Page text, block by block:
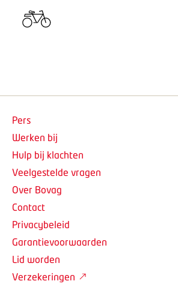
Pers
Werken bij
Hulp bij klachten
Veelgestelde vragen
Over Bovag
Contact
Privacybeleid
Garantievoorwaarden
Lid worden
Verzekeringen